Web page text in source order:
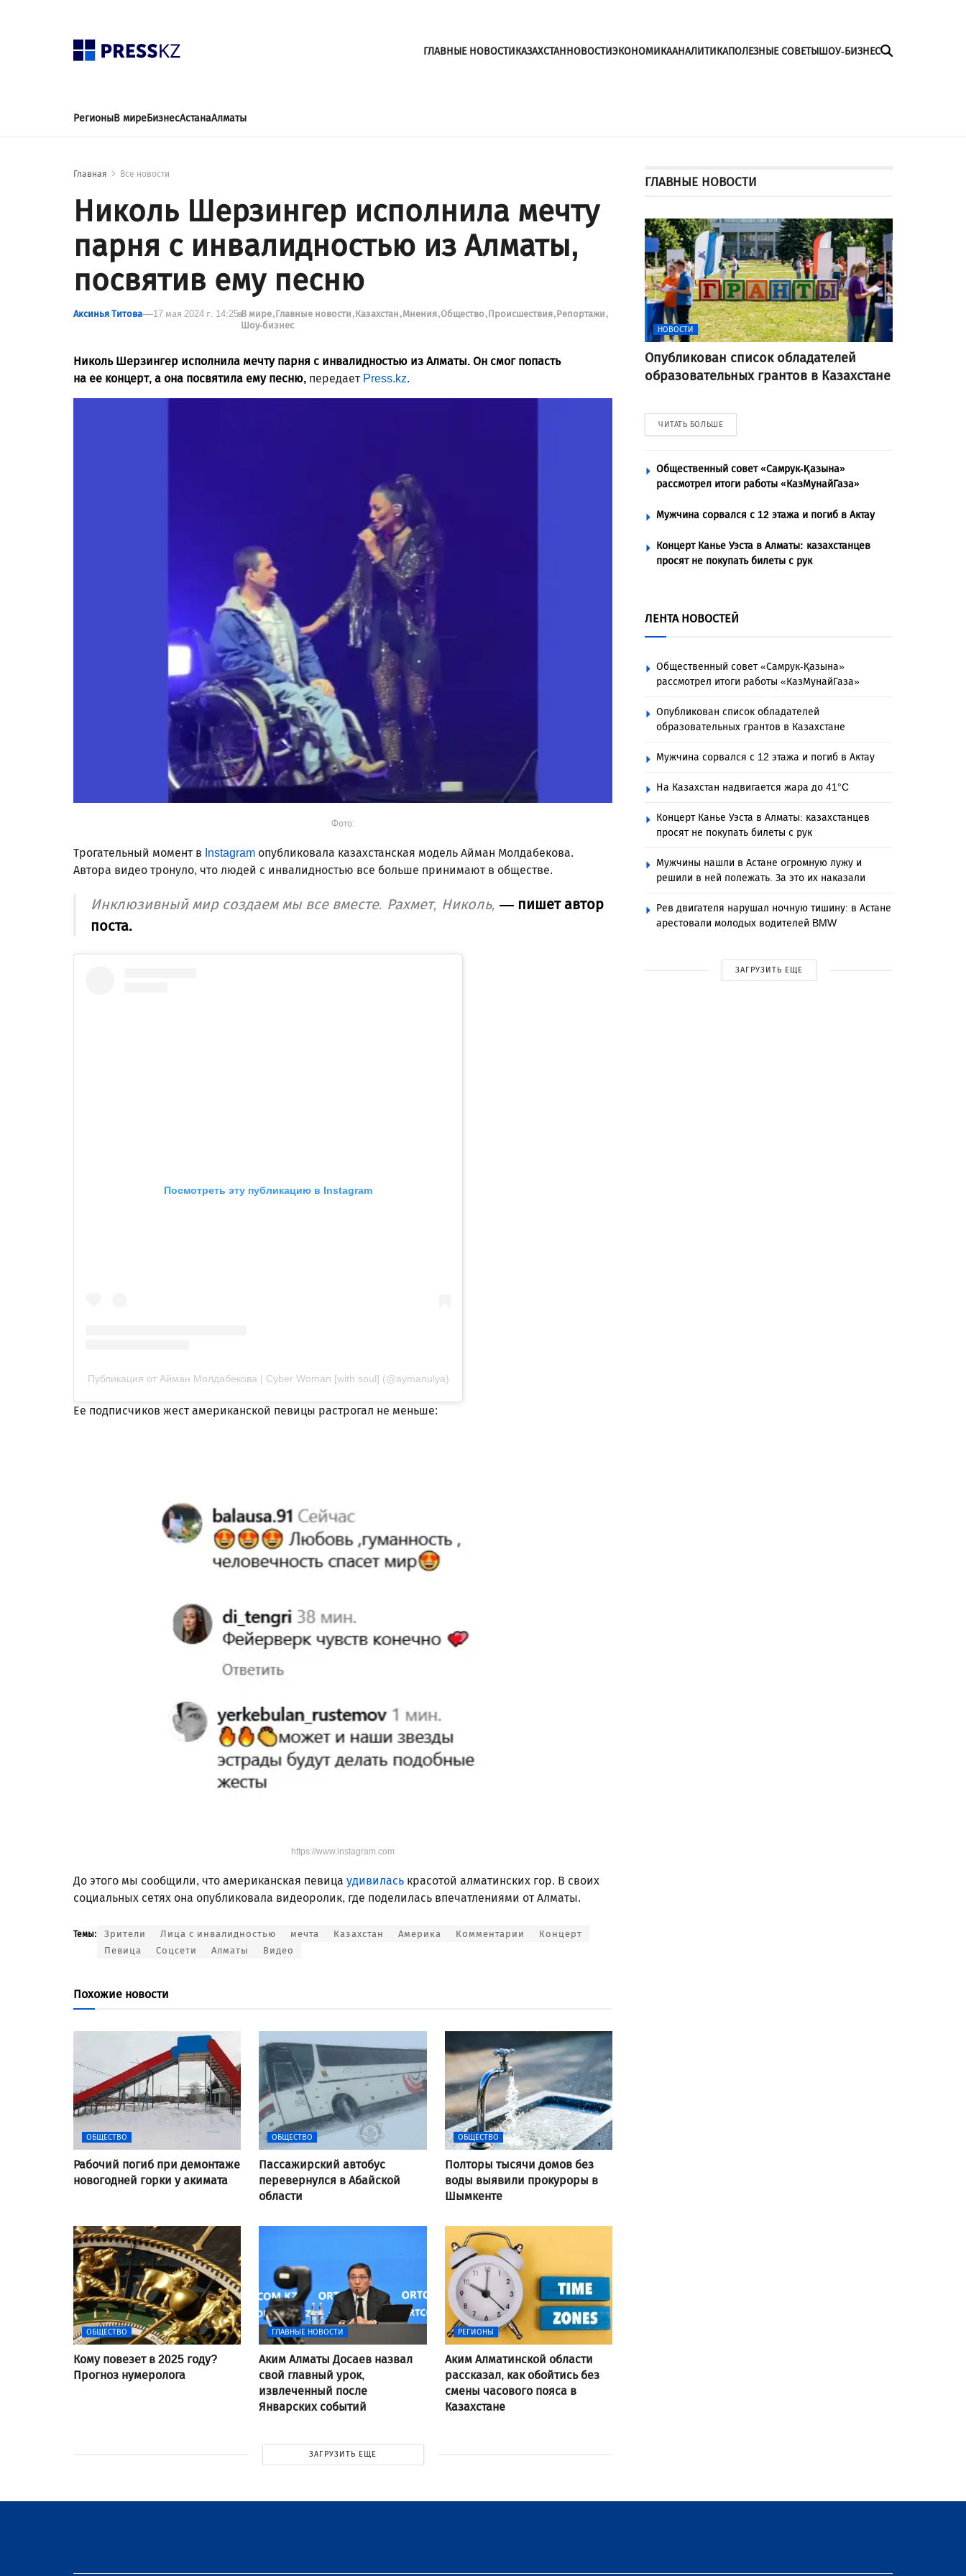
ГЛАВНЫЕ НОВОСТИКАЗАХСТАННОВОСТИЭКОНОМИКААНАЛИТИКАПОЛЕЗНЫЕ СОВЕТЫШОУ-БИЗНЕС
РегионыВ миреБизнесАстанаАлматы
Главная Все новости
Николь Шерзингер исполнила мечту
парня с инвалидностью из Алматы,
посвятив ему песню
Аксинья Титова 17 мая 2024 г. 14:25вВ мире Главные новости Казахстан МненияОбщество Происшествия Репортажи
Шоу-бизнес
Николь Шерзингер исполнила мечту парня с инвалидностью из Алматы. Он смог попасть
на ее концерт, а она посвятила ему песню, передает Press.kz.
Фото:
Трогательный момент в Instagram опубликовала казахстанская модель Айман Молдабекова.
Автора видео тронуло, что людей с инвалидностью все больше принимают в обществе.
Инклюзивный мир создаем мы все вместе. Рахмет, Николь, — пишет автор
поста.
Посмотреть эту публикацию в Instagram
Публикация от Айман Молдабекова | Cyber Woman [with soul] (@aymanulya)
Ее подписчиков жест американской певицы растрогал не меньше:
https://www.instagram.com
До этого мы сообщили, что американская певица удивилась красотой алматинских гор. В своих
социальных сетях она опубликовала видеоролик, где поделилась впечатлениями от Алматы.
Темы: Зрители Лица с инвалидностью мечта Казахстан Америка Комментарии
Концерт
Певица
Соцсети Алматы Видео
Похожие новости
ОБЩЕСТВО
Рабочий погиб при демонтаже
новогодней горки у акимата
ОБЩЕСТВО
Пассажирский автобус
перевернулся в Абайской
области
ОБЩЕСТВО
Полторы тысячи домов без
воды выявили прокуроры в
Шымкенте
ОБЩЕСТВО
Кому повезет в 2025 году?
Прогноз нумеролога
ГЛАВНЫЕ НОВОСТИ
Аким Алматы Досаев назвал
свой главный урок,
извлеченный после
Январских событий
РЕГИОНЫ
Аким Алматинской области
рассказал, как обойтись без
смены часового пояса в
Казахстане
ЗАГРУЗИТЬ ЕЩЕ
ГЛАВНЫЕ НОВОСТИ
НОВОСТИ
Опубликован список обладателей
образовательных грантов в Казахстане
ЧИТАТЬ БОЛЬШЕ
Общественный совет «Самрук-Қазына»
рассмотрел итоги работы «КазМунайГаза»
Мужчина сорвался с 12 этажа и погиб в Актау
Концерт Канье Уэста в Алматы: казахстанцев
просят не покупать билеты с рук
ЛЕНТА НОВОСТЕЙ
Общественный совет «Самрук-Қазына»
рассмотрел итоги работы «КазМунайГаза»
Опубликован список обладателей
образовательных грантов в Казахстане
Мужчина сорвался с 12 этажа и погиб в Актау
На Казахстан надвигается жара до 41°C
Концерт Канье Уэста в Алматы: казахстанцев
просят не покупать билеты с рук
Мужчины нашли в Астане огромную лужу и
решили в ней полежать. За это их наказали
Рев двигателя нарушал ночную тишину: в Астане
арестовали молодых водителей BMW
ЗАГРУЗИТЬ ЕЩЕ